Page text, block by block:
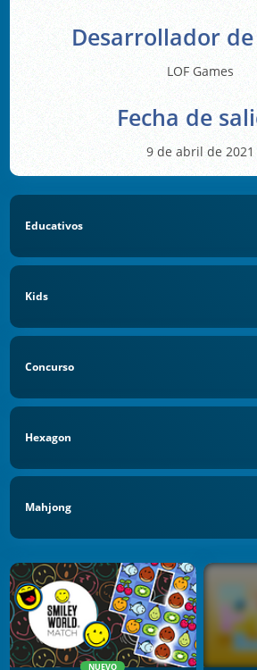
Desarrollador
LOF Games
Fecha de
9 de abril de 2021
Educativos
Kids
Concurso
Hexagon
Mahjong
NUEVO